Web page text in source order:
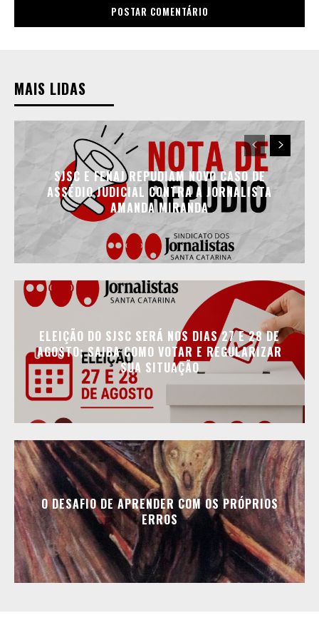
MAIS LIDAS
SJSC E FENAJ REPUDIAM NOVO CASO DE
ASSÉDIO JUDICIAL CONTRA A JORNALISTA
AMANDA MIRANDA
ELEIÇÃO DO SJSC SERÁ NOS DIAS 27 E 28 DE
AGOSTO; SAIBA COMO VOTAR E REGULARIZAR
SUA SITUAÇÃO
O DESAFIO DE APRENDER COM OS PRÓPRIOS
ERROS